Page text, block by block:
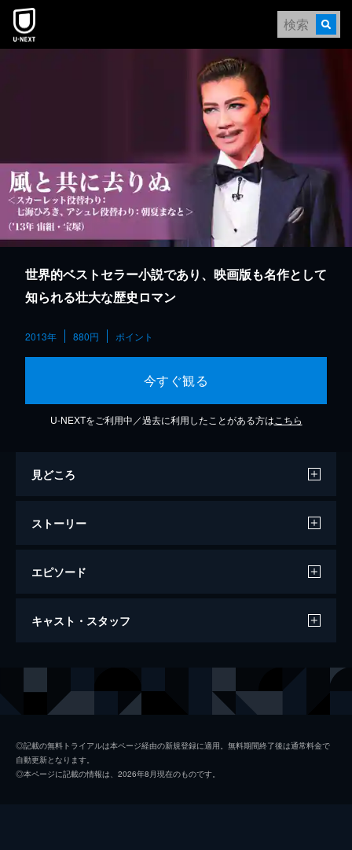
本文へスキップ
世界的ベストセラー小説であり、映画版も名作として
知られる壮大な歴史ロマン
2013年 880円 ポイント
今すぐ観る
U-NEXTをご利用中／過去に利用したことがある方は こちら
見どころ
ストーリー
エピソード
風と共に去りぬ ＜スカーレット役替わ
145分
キャスト・スタッフ
演出
◎記載の無料トライアルは本ページ経由の新規登録に適用。無料期間終了後は通常料金で
自動更新となります。
◎本ページに記載の情報は、2026年8月現在のものです。